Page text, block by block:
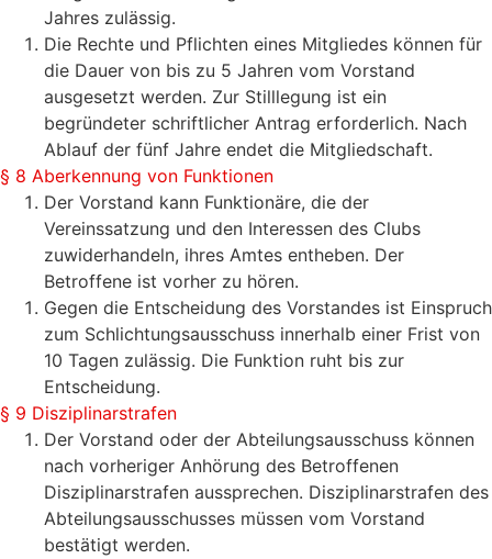
Jahres zulässig.
Die Rechte und Pflichten eines Mitgliedes können für
die Dauer von bis zu 5 Jahren vom Vorstand
ausgesetzt werden. Zur Stilllegung ist ein
begründeter schriftlicher Antrag erforderlich. Nach
Ablauf der fünf Jahre endet die Mitgliedschaft.
§ 8 Aberkennung von Funktionen
Der Vorstand kann Funktionäre, die der
Vereinssatzung und den Interessen des Clubs
zuwiderhandeln, ihres Amtes entheben. Der
Betroffene ist vorher zu hören.
Gegen die Entscheidung des Vorstandes ist Einspruch
zum Schlichtungsausschuss innerhalb einer Frist von
10 Tagen zulässig. Die Funktion ruht bis zur
Entscheidung.
§ 9 Disziplinarstrafen
Der Vorstand oder der Abteilungsausschuss können
nach vorheriger Anhörung des Betroffenen
Disziplinarstrafen aussprechen. Disziplinarstrafen des
Abteilungsausschusses müssen vom Vorstand
bestätigt werden.